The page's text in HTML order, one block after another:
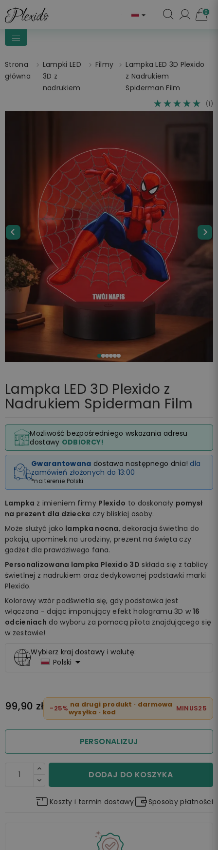
 0
Strona
główna
Lampki LED
3D z
nadrukiem
Filmy
Lampka LED 3D Plexido
z Nadrukiem
Spiderman Film
☆☆☆☆☆
★★★★★ (1)
Lampka LED 3D Plexido z
Nadrukiem Spiderman Film
Możliwość bezpośredniego wskazania adresu
dostawy ODBIORCY!
Gwarantowana dostawa następnego dnia! dla
zamówień złożonych do 13:00
*na terenie Polski
Lampka z imieniem firmy Plexido to doskonały pomysł
na prezent dla dziecka czy bliskiej osoby.
Może służyć jako lampka nocna, dekoracja świetlna do
pokoju, upominek na urodziny, prezent na święta czy
gadżet dla prawdziwego fana.
Personalizowana lampka Plexido 3D składa się z tablicy
świetlnej z nadrukiem oraz dedykowanej podstawki marki
Plexido.
Kolorowy wzór podświetla się, gdy podstawka jest
włączona - dając imponujący efekt hologramu 3D w 16
odcieniach do wyboru za pomocą pilota znajdującego się
w zestawie!
Wybierz kraj dostawy i walutę:
Polski 
99,90 zł -25% na drugi produkt · darmowa
wysyłka · kod
MINUS25
PERSONALIZUJ
DODAJ DO KOSZYKA
Koszty i termin dostawy Sposoby płatności